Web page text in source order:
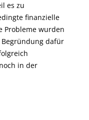
es zu
finanzielle
Probleme wurden
dafür
in der